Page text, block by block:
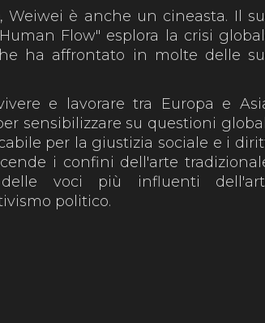
Weiwei è anche un cineasta. Il
Flow" esplora la crisi
ha affrontato in molte delle
e lavorare tra Europa e
sensibilizzare su questioni
per la giustizia sociale e i
i confini dell'arte
voci più influenti
politico.